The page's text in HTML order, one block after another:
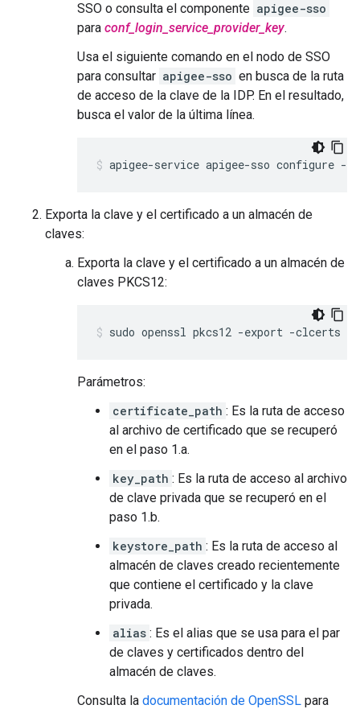
SSO o consulta el componente apigee-sso
para conf_login_service_provider_key.
Usa el siguiente comando en el nodo de SSO
para consultar apigee-sso en busca de la ruta
de acceso de la clave de la IDP. En el resultado,
busca el valor de la última línea.
apigee-service apigee-sso configure -
Exporta la clave y el certificado a un almacén de
claves:
Exporta la clave y el certificado a un almacén de
claves PKCS12:
sudo openssl pkcs12 -export -clcerts -
Parámetros:
certificate_path : Es la ruta de acceso
al archivo de certificado que se recuperó
en el paso 1.a.
key_path : Es la ruta de acceso al archivo
de clave privada que se recuperó en el
paso 1.b.
keystore_path : Es la ruta de acceso al
almacén de claves creado recientemente
que contiene el certificado y la clave
privada.
alias : Es el alias que se usa para el par
de claves y certificados dentro del
almacén de claves.
Consulta la documentación de OpenSSL para